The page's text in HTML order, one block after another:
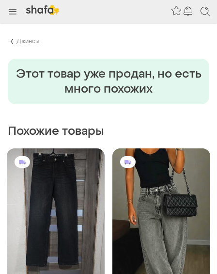
Джинсы
Этот товар уже продан, но есть
много похожих
Похожие товары